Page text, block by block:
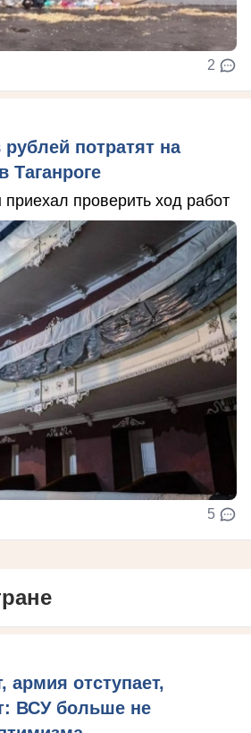
2
потратят на
Таганроге
проверить ход работ
5
армия отступает,
ВСУ больше не